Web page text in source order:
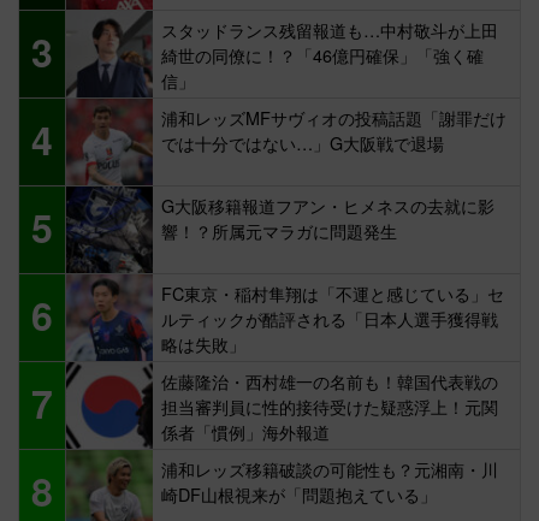
3
スタッドランス残留報道も…中村敬斗が上田
綺世の同僚に！？「46億円確保」「強く確
信」
4
浦和レッズMFサヴィオの投稿話題「謝罪だけ
では十分ではない…」G大阪戦で退場
5
G大阪移籍報道フアン・ヒメネスの去就に影
響！？所属元マラガに問題発生
6
FC東京・稲村隼翔は「不運と感じている」セ
ルティックが酷評される「日本人選手獲得戦
略は失敗」
7
佐藤隆治・西村雄一の名前も！韓国代表戦の
担当審判員に性的接待受けた疑惑浮上！元関
係者「慣例」海外報道
8
浦和レッズ移籍破談の可能性も？元湘南・川
崎DF山根視来が「問題抱えている」